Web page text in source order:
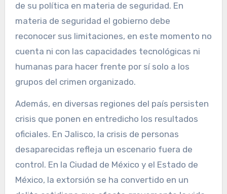
de su política en materia de seguridad. En
materia de seguridad el gobierno debe
reconocer sus limitaciones, en este momento no
cuenta ni con las capacidades tecnológicas ni
humanas para hacer frente por sí solo a los
grupos del crimen organizado.
Además, en diversas regiones del país persisten
crisis que ponen en entredicho los resultados
oficiales. En Jalisco, la crisis de personas
desaparecidas refleja un escenario fuera de
control. En la Ciudad de México y el Estado de
México, la extorsión se ha convertido en un